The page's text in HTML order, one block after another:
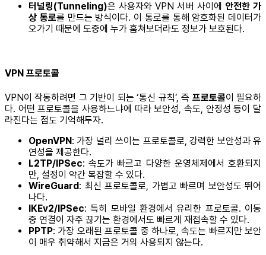
터널링(Tunneling)은 사용자와 VPN 서버 사이에 안전한 가
상 통로를 만드는 방식이다. 이 통로를 통해 암호화된 데이터가
오가기 때문에 도중에 누가 훔쳐보더라도 정보가 보호된다.
VPN 프로토콜
VPN이 작동하려면 그 기반이 되는 ‘통신 규칙’, 즉 프로토콜이 필요하
다. 어떤 프로토콜을 사용하느냐에 따라 보안성, 속도, 안정성 등이 달
라진다는 점도 기억해두자.
OpenVPN: 가장 널리 쓰이는 프로토콜로, 강력한 보안성과 유
연성을 제공한다.
L2TP/IPSec: 속도가 빠르고 다양한 운영체제에서 호환되지
만, 설정이 약간 복잡할 수 있다.
WireGuard: 최신 프로토콜로, 가볍고 빠르며 보안성도 뛰어
나다.
IKEv2/IPSec: 특히 모바일 환경에서 유리한 프로토콜. 이동
중 연결이 자주 끊기는 환경에서도 빠르게 재접속할 수 있다.
PPTP: 가장 오래된 프로토콜 중 하나로, 속도는 빠르지만 보안
이 매우 취약해서 지금은 거의 사용되지 않는다.